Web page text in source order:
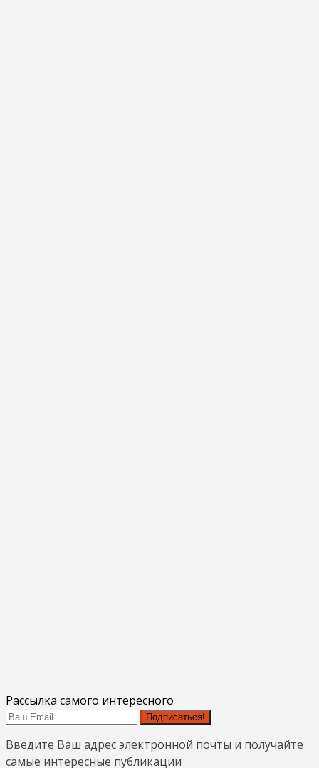
Рассылка самого интересного
Подписаться!
Введите Ваш адрес электронной почты и получайте
самые интересные публикации